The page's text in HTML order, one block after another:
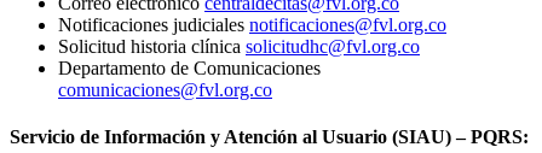
Notificaciones judiciales notificaciones@fvl.org.co
Solicitud historia clínica solicitudhc@fvl.org.co
Departamento de Comunicaciones
comunicaciones@fvl.org.co
Servicio de Información y Atención al Usuario (SIAU) – PQRS: